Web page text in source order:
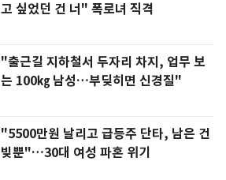
고 싶었던 건 너" 폭로녀 직격
"출근길 지하철서 두자리 차지, 업무 보
는 100㎏ 남성…부딪히면 신경질"
"5500만원 날리고 급등주 단타, 남은 건
빚뿐"…30대 여성 파혼 위기